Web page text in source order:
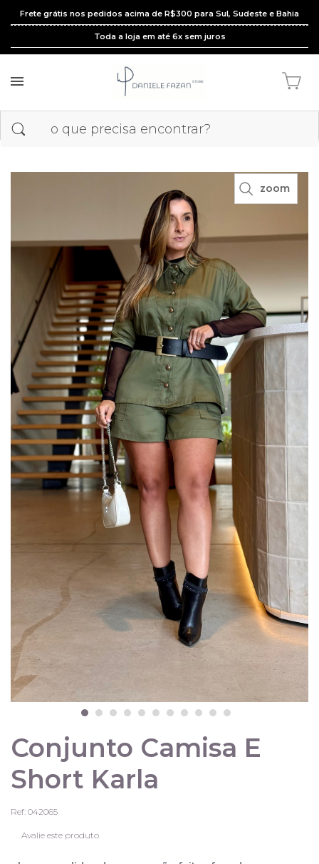
Frete grátis nos pedidos acima de R$300 para Sul, Sudeste e Bahia
Toda a loja em até 6x sem juros
zoom
Conjunto Camisa E
Short Karla
Ref: 042065
Avalie este produto